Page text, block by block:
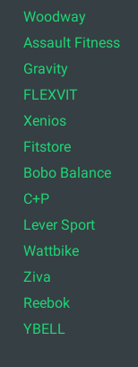
Woodway
Assault Fitness
Gravity
FLEXVIT
Xenios
Fitstore
Bobo Balance
C+P
Lever Sport
Wattbike
Ziva
Reebok
YBELL